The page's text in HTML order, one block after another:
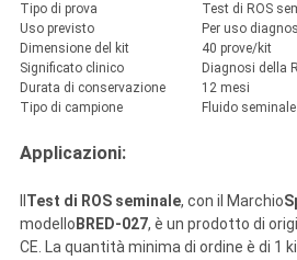
Tipo di prova
Test di ROS
Uso previsto
Per uso
Dimensione del kit
40 prove/kit
Significato clinico
Diagnosi della
Durata di conservazione
12 mesi
Tipo di campione
Fluido seminale
Applicazioni:
Test di ROS seminale, con il Marchio
modello BRED-027, è un prodotto di
CE. La quantità minima di ordine è di 1